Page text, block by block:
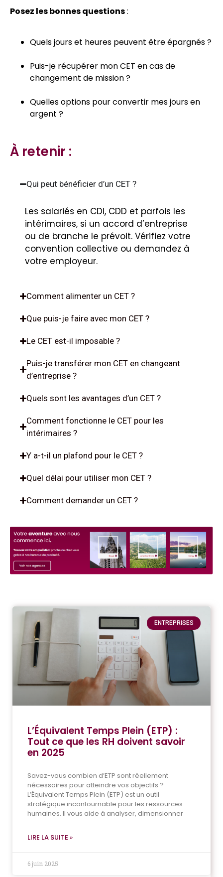
Posez les bonnes questions:
Quels jours et heures peuvent être épargnés ?
Puis-je récupérer mon CET en cas de
changement de mission ?
Quelles options pour convertir mes jours en
argent ?
À retenir :
Qui peut bénéficier d’un CET ?
Les salariés en CDI, CDD et parfois les
intérimaires, si un accord d’entreprise
ou de branche le prévoit. Vérifiez votre
convention collective ou demandez à
votre employeur.
Comment alimenter un CET ?
Que puis-je faire avec mon CET ?
Le CET est-il imposable ?
Puis-je transférer mon CET en changeant
d’entreprise ?
Quels sont les avantages d’un CET ?
Comment fonctionne le CET pour les
intérimaires ?
Y a-t-il un plafond pour le CET ?
Quel délai pour utiliser mon CET ?
Comment demander un CET ?
ENTREPRISES
L’Équivalent Temps Plein (ETP) :
Tout ce que les RH doivent savoir
en 2025
Savez-vous combien d’ETP sont réellement
nécessaires pour atteindre vos objectifs ?
L’Équivalent Temps Plein (ETP) est un outil
stratégique incontournable pour les ressources
humaines. Il vous aide à analyser, dimensionner
LIRE LA SUITE »
6 juin 2025